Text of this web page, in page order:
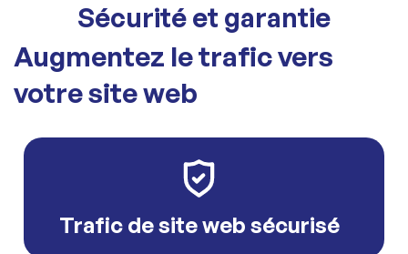
Sécurité et garantie
Augmentez le trafic vers
votre site web
Trafic de site web sécurisé